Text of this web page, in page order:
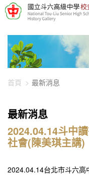
448-3429
首頁 最新消息
最新消息
2024.04.14斗中
社會(陳美琪主講)
2024.04.14台北市斗六